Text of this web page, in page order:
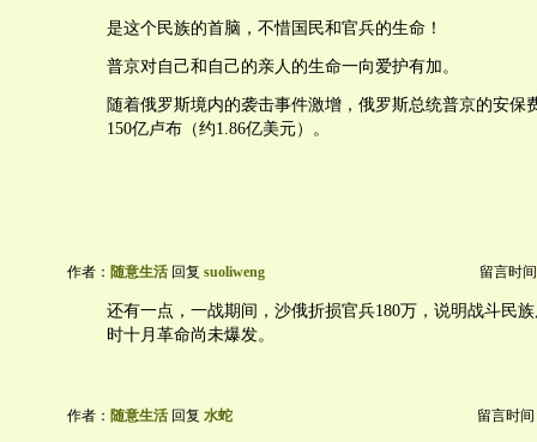
是这个民族的首脑，不惜国民和官兵的生命！
普京对自己和自己的亲人的生命一向爱护有加。
随着俄罗斯境内的袭击事件激增，俄罗斯总统普京的安保
150亿卢布（约1.86亿美元）。
作者： 随意生活 回复 suoliweng 留言时
还有一点，一战期间，沙俄折损官兵180万，说明战斗民
时十月革命尚未爆发。
作者： 随意生活 回复 水蛇 留言时间